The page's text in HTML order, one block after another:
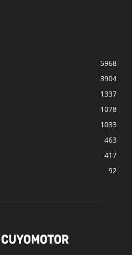
5968
3904
1337
1078
1033
463
417
92